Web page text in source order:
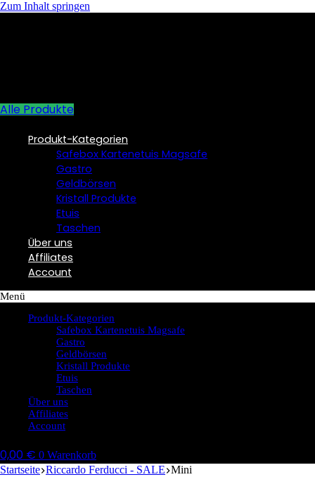
Zum Inhalt springen
Alle Produkte
Produkt-Kategorien
Safebox Kartenetuis Magsafe
Gastro
Geldbörsen
Kristall Produkte
Etuis
Taschen
Über uns
Affiliates
Account
Menü
Produkt-Kategorien
Safebox Kartenetuis Magsafe
Gastro
Geldbörsen
Kristall Produkte
Etuis
Taschen
Über uns
Affiliates
Account
0,00 € 0 Warenkorb
Startseite Riccardo Ferducci - SALE Mini